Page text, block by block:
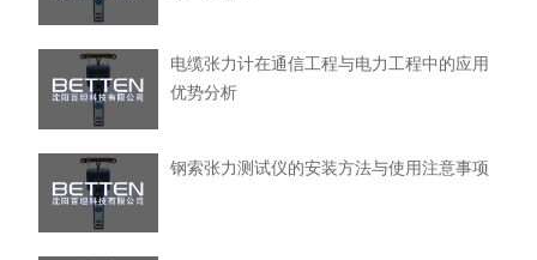
电缆张力计在通信工程与电力工程中的应用
优势分析
钢索张力测试仪的安装方法与使用注意事项